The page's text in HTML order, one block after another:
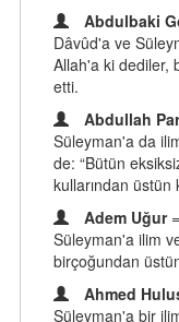
Abdulbaki
Dâvûd'a ve
Allah'a ki dediler,
etti.
Abdullah
Süleyman'a da
de: “Bütün
kullarından üstün
Adem Uğur
Süleyman'a ilim
birçoğundan
Ahmed
Süleyman'a bir